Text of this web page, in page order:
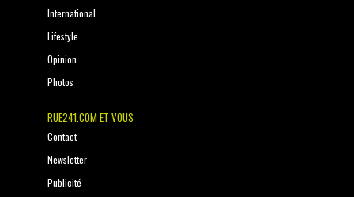
International
Lifestyle
Opinion
Photos
RUE241.COM ET VOUS
Contact
Newsletter
Publicité